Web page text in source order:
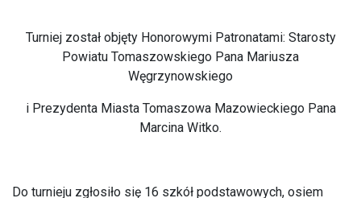
Turniej został objęty Honorowymi Patronatami: Starosty
Powiatu Tomaszowskiego Pana Mariusza
Węgrzynowskiego
i Prezydenta Miasta Tomaszowa Mazowieckiego Pana
Marcina Witko.
Do turnieju zgłosiło się 16 szkół podstawowych, osiem